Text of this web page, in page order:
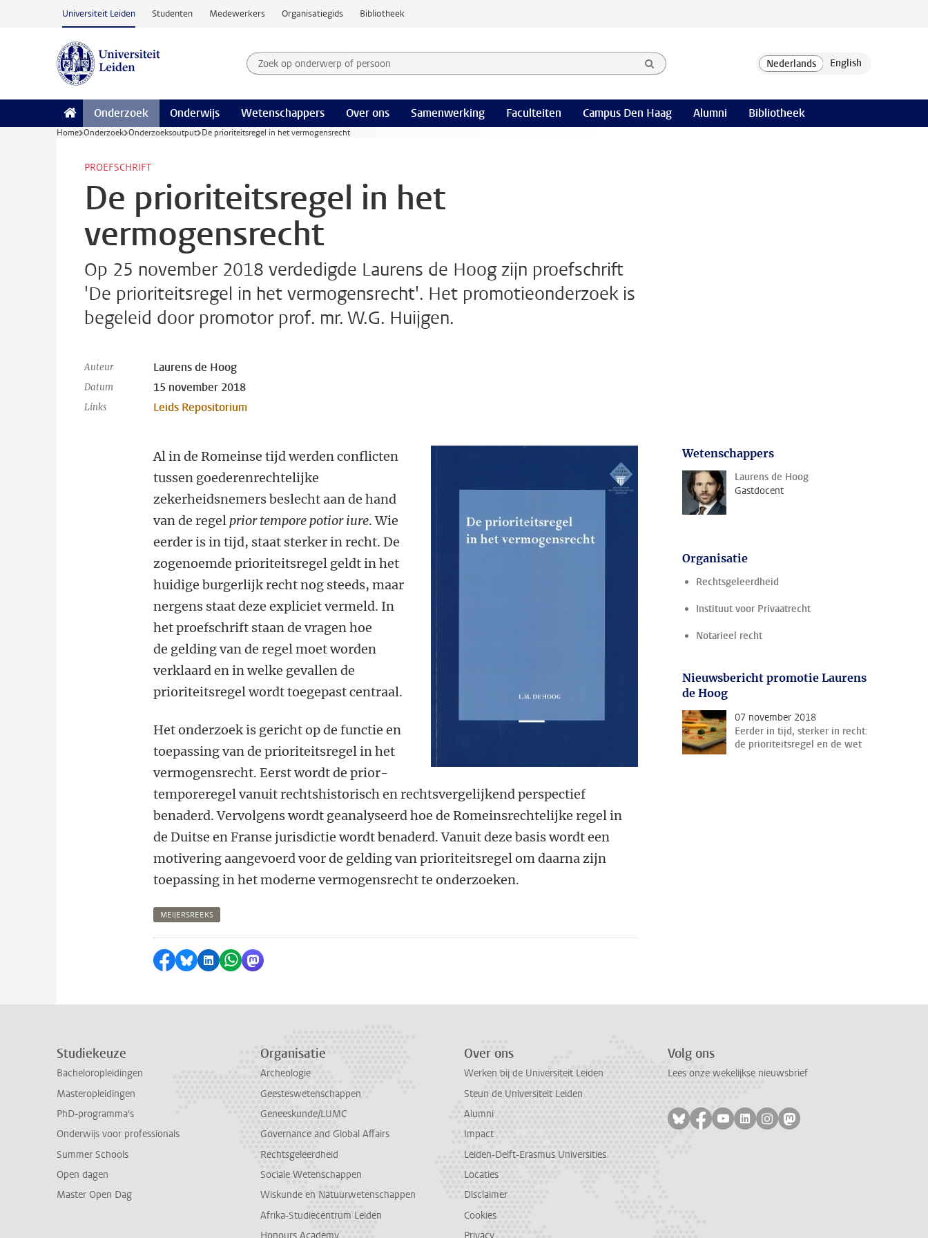
Ga naar hoofdinhoud
Universiteit Leiden Studenten Medewerkers Organisatiegids Bibliotheek
Zoek op onderwerp of persoon en selecteer categorie
Zoekterm
Onderzoek Onderwijs Wetenschappers Over ons Samenwerking Faculteiten Campus Den Haag Alumni Bibliotheek
Home Onderzoek Onderzoeksoutput De prioriteitsregel in het vermogensrecht
PROEFSCHRIFT
De prioriteitsregel in het
vermogensrecht
Op 25 november 2018 verdedigde Laurens de Hoog zijn proefschrift
'De prioriteitsregel in het vermogensrecht'. Het promotieonderzoek is
begeleid door promotor prof. mr. W.G. Huijgen.
Auteur Laurens de Hoog
Datum 15 november 2018
Links Leids Repositorium
Al in de Romeinse tijd werden conflicten
tussen goederenrechtelijke
zekerheidsnemers beslecht aan de hand
van de regel prior tempore potior iure. Wie
eerder is in tijd, staat sterker in recht. De
zogenoemde prioriteitsregel geldt in het
huidige burgerlijk recht nog steeds, maar
nergens staat deze expliciet vermeld. In
het proefschrift staan de vragen hoe
de gelding van de regel moet worden
verklaard en in welke gevallen de
prioriteitsregel wordt toegepast centraal.
Het onderzoek is gericht op de functie en
toepassing van de prioriteitsregel in het
vermogensrecht. Eerst wordt de prior-
temporeregel vanuit rechtshistorisch en rechtsvergelijkend perspectief
benaderd. Vervolgens wordt geanalyseerd hoe de Romeinsrechtelijke regel in
de Duitse en Franse jurisdictie wordt benaderd. Vanuit deze basis wordt een
motivering aangevoerd voor de gelding van prioriteitsregel om daarna zijn
toepassing in het moderne vermogensrecht te onderzoeken.
MEIJERSREEKS
Delen op Facebook
Delen via Bluesky
Delen op LinkedIn
Delen via WhatsApp
Delen via Mastodon
Wetenschappers
Laurens de Hoog
Gastdocent
Organisatie
Rechtsgeleerdheid
Instituut voor Privaatrecht
Notarieel recht
Nieuwsbericht promotie Laurens
de Hoog
07 november 2018
Eerder in tijd, sterker in recht:
de prioriteitsregel en de wet
Studiekeuze
Bacheloropleidingen
Masteropleidingen
PhD-programma's
Onderwijs voor professionals
Summer Schools
Open dagen
Master Open Dag
Organisatie
Archeologie
Geesteswetenschappen
Geneeskunde/LUMC
Governance and Global Affairs
Rechtsgeleerdheid
Sociale Wetenschappen
Wiskunde en Natuurwetenschappen
Afrika-Studiecentrum Leiden
Over ons
Werken bij de Universiteit Leiden
Steun de Universiteit Leiden
Alumni
Impact
Leiden-Delft-Erasmus Universities
Locaties
Disclaimer
Cookies
Volg ons
Lees onze wekelijkse nieuwsbrief
Volg ons op bluesky
Volg ons op facebook
Volg ons op youtube
Volg ons op linkedin
Volg ons op instagram
Volg ons op mastodon